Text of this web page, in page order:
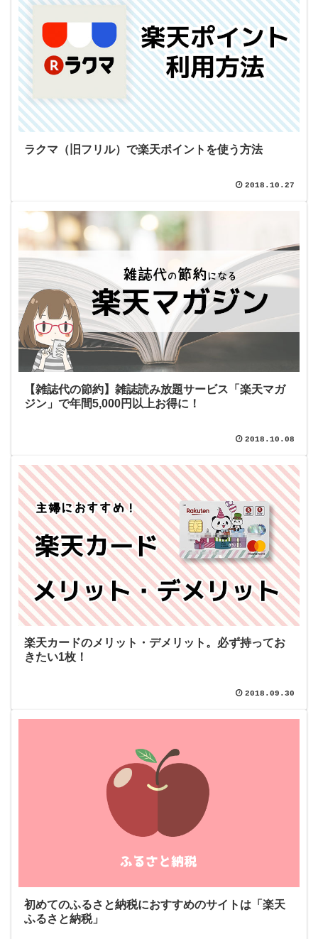
ラクマ（旧フリル）で楽天ポイントを使う方法
2018.10.27
【雑誌代の節約】雑誌読み放題サービス「楽天マガ
ジン」で年間5,000円以上お得に！
2018.10.08
楽天カードのメリット・デメリット。必ず持ってお
きたい1枚！
2018.09.30
初めてのふるさと納税におすすめのサイトは「楽天
ふるさと納税」